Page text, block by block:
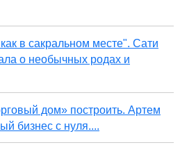
в сакральном месте". Сати
о необычных родах и
дом» построить. Артем
бизнес с нуля....